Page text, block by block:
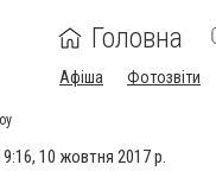
Головна
Афіша Фотозвіти
10 жовтня 2017 р.